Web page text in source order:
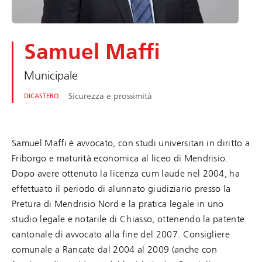
Samuel Maffi
Municipale
DICASTERO Sicurezza e prossimità
Samuel Maffi è avvocato, con studi universitari in diritto a
Friborgo e maturità economica al liceo di Mendrisio.
Dopo avere ottenuto la licenza cum laude nel 2004, ha
effettuato il periodo di alunnato giudiziario presso la
Pretura di Mendrisio Nord e la pratica legale in uno
studio legale e notarile di Chiasso, ottenendo la patente
cantonale di avvocato alla fine del 2007. Consigliere
comunale a Rancate dal 2004 al 2009 (anche con